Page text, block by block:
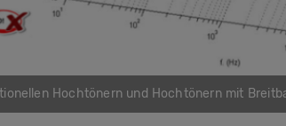
Hochtönern und Hochtönern mit